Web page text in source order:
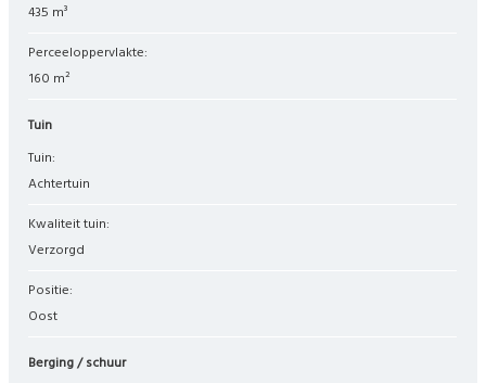
435 m³
Perceeloppervlakte:
160 m²
Tuin
Tuin:
Achtertuin
Kwaliteit tuin:
Verzorgd
Positie:
Oost
Berging / schuur